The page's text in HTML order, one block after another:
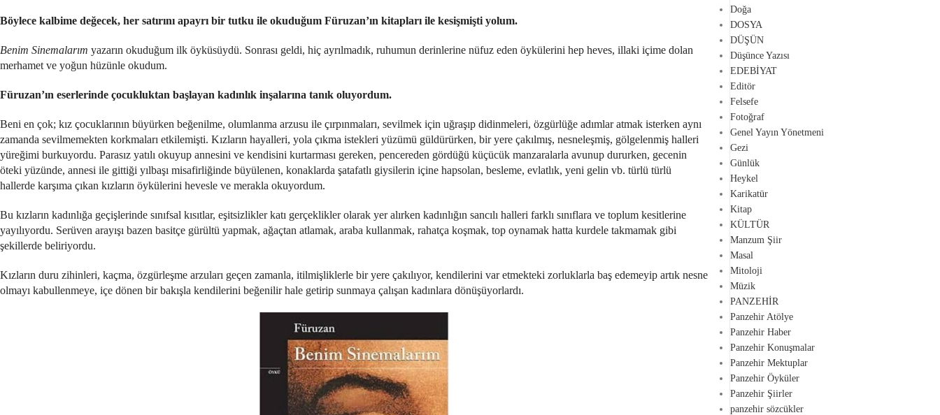
Böylece kalbime değecek, her satırını apayrı bir tutku ile okuduğum Füruzan’ın kitapları ile kesişmişti yolum.
Benim Sinemalarım yazarın okuduğum ilk öyküsüydü. Sonrası geldi, hiç ayrılmadık, ruhumun derinlerine nüfuz eden öykülerini hep heves, illaki içime dolan
merhamet ve yoğun hüzünle okudum.
Füruzan’ın eserlerinde çocukluktan başlayan kadınlık inşalarına tanık oluyordum.
Beni en çok; kız çocuklarının büyürken beğenilme, olumlanma arzusu ile çırpınmaları, sevilmek için uğraşıp didinmeleri, özgürlüğe adımlar atmak isterken aynı
zamanda sevilmemekten korkmaları etkilemişti. Kızların hayalleri, yola çıkma istekleri yüzümü güldürürken, bir yere çakılmış, nesneleşmiş, gölgelenmiş halleri
yüreğimi burkuyordu. Parasız yatılı okuyup annesini ve kendisini kurtarması gereken, pencereden gördüğü küçücük manzaralarla avunup dururken, gecenin
öteki yüzünde, annesi ile gittiği yılbaşı misafirliğinde büyülenen, konaklarda şatafatlı giysilerin içine hapsolan, besleme, evlatlık, yeni gelin vb. türlü türlü
hallerde karşıma çıkan kızların öykülerini hevesle ve merakla okuyordum.
Bu kızların kadınlığa geçişlerinde sınıfsal kısıtlar, eşitsizlikler katı gerçeklikler olarak yer alırken kadınlığın sancılı halleri farklı sınıflara ve toplum kesitlerine
yayılıyordu. Serüven arayışı bazen basitçe gürültü yapmak, ağaçtan atlamak, araba kullanmak, rahatça koşmak, top oynamak hatta kurdele takmamak gibi
şekillerde beliriyordu.
Kızların duru zihinleri, kaçma, özgürleşme arzuları geçen zamanla, itilmişliklerle bir yere çakılıyor, kendilerini var etmekteki zorluklarla baş edemeyip artık nesne
olmayı kabullenmeye, içe dönen bir bakışla kendilerini beğenilir hale getirip sunmaya çalışan kadınlara dönüşüyorlardı.
Doğa
DOSYA
DÜŞÜN
Düşünce Yazısı
EDEBİYAT
Editör
Felsefe
Fotoğraf
Genel Yayın Yönetmeni
Gezi
Günlük
Heykel
Karikatür
Kitap
KÜLTÜR
Manzum Şiir
Masal
Mitoloji
Müzik
PANZEHİR
Panzehir Atölye
Panzehir Haber
Panzehir Konuşmalar
Panzehir Mektuplar
Panzehir Öyküler
Panzehir Şiirler
panzehir sözcükler